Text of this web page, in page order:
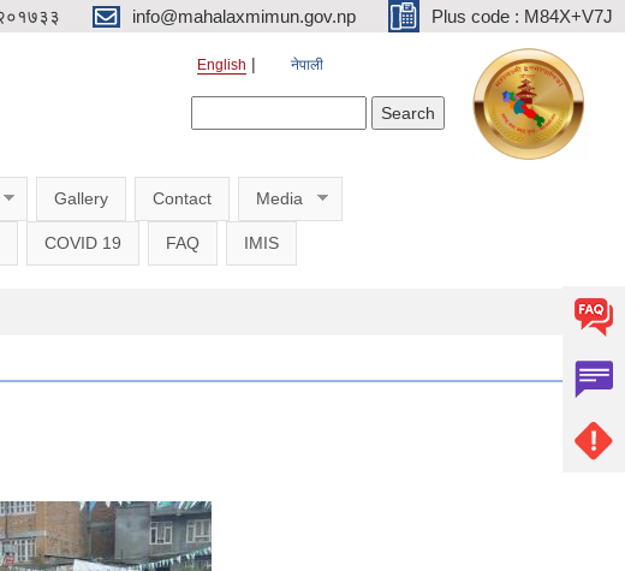
info@mahalaxmimun.gov.np Plus code : M84X+V7J
English नेपाली
Gallery Contact Media
COVID 19 FAQ IMIS